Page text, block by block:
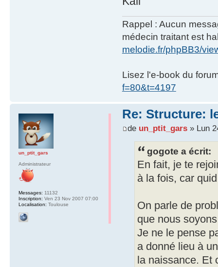
Rappel : Aucun
médecin traitant est
melodie.fr/phpBB3/
Lisez l'e-book du
f=80&t=4197
Re: Structure:
de un_ptit_gars» Lun
gogote a écrit:
En fait, je te
à la fois, car
On parle de
que nous
Je ne le pense
a donné lieu à
la naissance. Et
un_ptit_gars
Administrateur
Messages: 11132
Inscription: Ven 23 Nov 2007 07:00
Localisation: Toulouse